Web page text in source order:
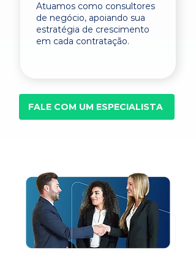
Atuamos como consultores
de negócio, apoiando sua
estratégia de crescimento
em cada contratação.
FALE COM UM ESPECIALISTA